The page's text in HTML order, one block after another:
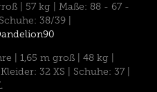
| 57 kg | Maße: 88 - 67 -
38/39 |
| 1,65 m groß | 48 kg |
32 XS | Schuhe: 37 |